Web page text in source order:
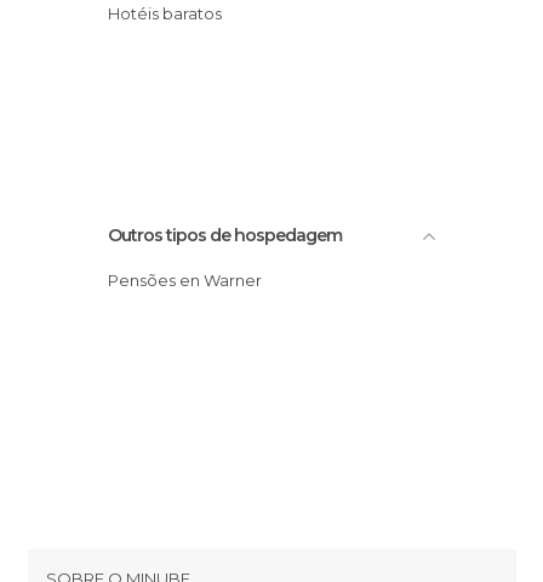
Hotéis baratos
Outros tipos de hospedagem
Pensões en Warner